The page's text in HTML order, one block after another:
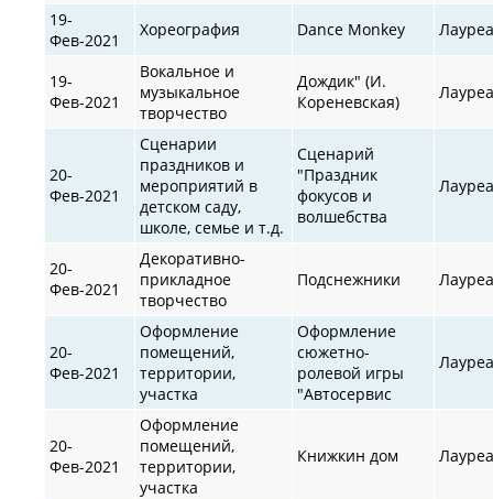
19-
Фев-2021
Хореография Dance Monkey
19-
Фев-2021
Вокальное и
музыкальное
творчество
Дождик" (И.
Кореневская)
20-
Фев-2021
Сценарии
праздников и
мероприятий в
детском саду,
школе, семье и т.д.
Сценарий
"Праздник
фокусов и
волшебства
20-
Фев-2021
Декоративно-
прикладное
творчество
Подснежники
20-
Фев-2021
Оформление
помещений,
территории,
участка
Оформление
сюжетно-
ролевой игры
"Автосервис
20-
Фев-2021
Оформление
помещений,
территории,
участка
Книжкин дом